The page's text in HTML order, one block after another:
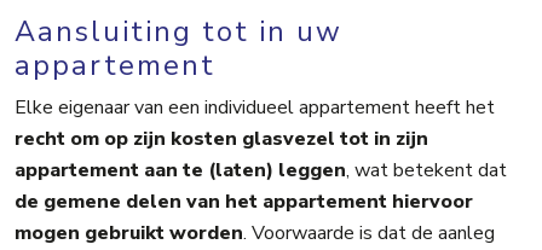
Aansluiting tot in uw
appartement
Elke eigenaar van een individueel appartement heeft het
recht om op zijn kosten glasvezel tot in zijn
appartement aan te (laten) leggen, wat betekent dat
de gemene delen van het appartement hiervoor
mogen gebruikt worden. Voorwaarde is dat de aanleg